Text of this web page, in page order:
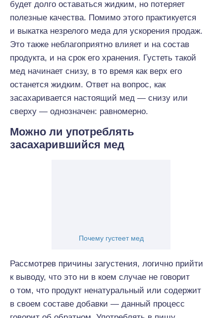
будет долго оставаться жидким, но потеряет
полезные качества. Помимо этого практикуется
и выкатка незрелого меда для ускорения продаж.
Это также неблагоприятно влияет и на состав
продукта, и на срок его хранения. Густеть такой
мед начинает снизу, в то время как верх его
останется жидким. Ответ на вопрос, как
засахаривается настоящий мед — снизу или
сверху — однозначен: равномерно.
Можно ли употреблять
засахарившийся мед
Почему густеет мед
Рассмотрев причины загустения, логично прийти
к выводу, что это ни в коем случае не говорит
о том, что продукт ненатуральный или содержит
в своем составе добавки — данный процесс